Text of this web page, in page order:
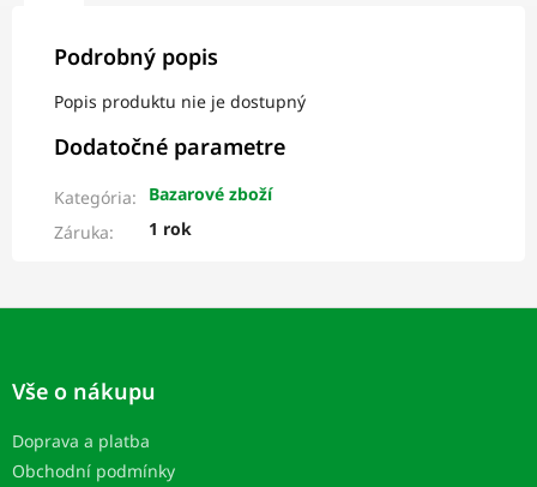
Podrobný popis
Popis produktu nie je dostupný
Dodatočné parametre
Kategória:
Bazarové zboží
Záruka: 1 rok
Z
Vše o nákupu
Doprava a platba
Obchodní podmínky